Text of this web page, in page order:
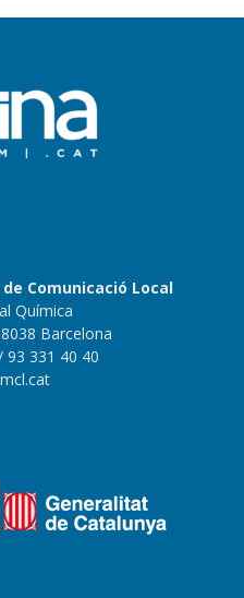
Comunicació Local
Química
Barcelona
93 331 40 40